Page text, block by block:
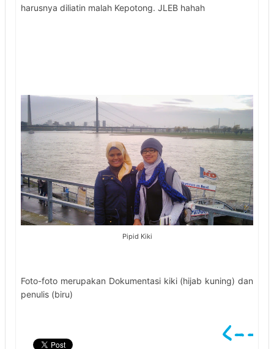
harusnya diliatin malah Kepotong. JLEB hahah
Pipid Kiki
Foto-foto merupakan Dokumentasi kiki (hijab kuning) dan
penulis (biru)